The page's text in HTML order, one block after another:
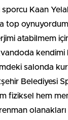
sporcu Kaan
top
atabilmem
kendimi
salonda
Belediyesi
fiziksel hem
olanakları